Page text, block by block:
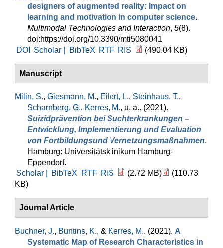
designers of augmented reality: Impact on
learning and motivation in computer science.
Multimodal Technologies and Interaction, 5(8).
doi:https://doi.org/10.3390/mti5080041
DOI
Scholar | BibTeX RTF RIS (490.04 KB)
Manuscript
Milin, S., Giesmann, M., Eilert, L., Steinhaus, T.,
Scharnberg, G., Kerres, M., u. a.. (2021).
Suizidprävention bei Suchterkrankungen –
Entwicklung, Implementierung und Evaluation
von Fortbildungsund Vernetzungsmaßnahmen.
Hamburg: Universitätsklinikum Hamburg-
Eppendorf.
Scholar |
BibTeX RTF RIS (2.72 MB)
(110.73
KB)
Journal Article
Buchner, J., Buntins, K., & Kerres, M.. (2021). A
Systematic Map of Research Characteristics in